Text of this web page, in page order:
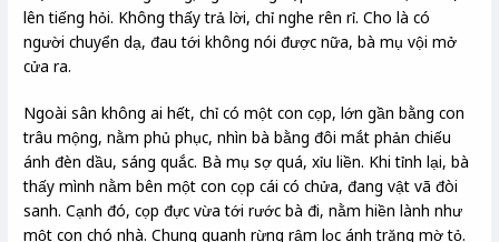
lên tiếng hỏi. Không thấy trả lời, chỉ nghe rên rỉ. Cho là có
người chuyển dạ, đau tới không nói được nữa, bà mụ vội mở
cửa ra.
Ngoài sân không ai hết, chỉ có một con cọp, lớn gần bằng con
trâu mộng, nằm phủ phục, nhìn bà bằng đôi mắt phản chiếu
ánh đèn dầu, sáng quắc. Bà mụ sợ quá, xỉu liền. Khi tỉnh lại, bà
thấy mình nằm bên một con cọp cái có chửa, đang vật vã đòi
sanh. Cạnh đó, cọp đực vừa tới rước bà đi, nằm hiền lành như
một con chó nhà. Chung quanh rừng rậm lọc ánh trăng mờ tỏ.